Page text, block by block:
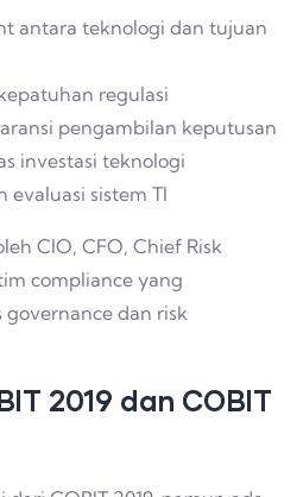
antara teknologi dan tujuan
regulasi
pengambilan keputusan
investasi teknologi
sistem TI
CIO, CFO, Chief Risk
compliance yang
dan risk
2019 dan COBIT